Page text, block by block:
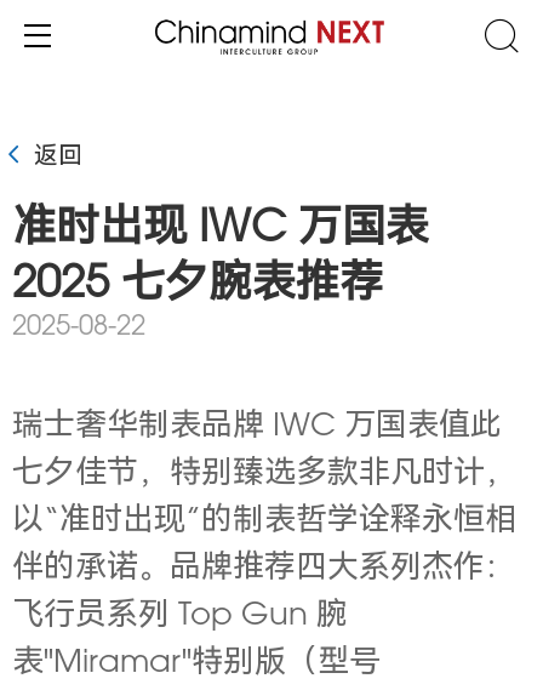
返回
准时出现 IWC 万国表
2025 七夕腕表推荐
2025-08-22
瑞士奢华制表品牌 IWC 万国表值此
七夕佳节，特别臻选多款非凡时计，
以“准时出现” 的制表哲学诠释永恒相
伴的承诺。品牌推荐四大系列杰作：
飞行员系列 Top Gun 腕
表"Miramar"特别版（型号